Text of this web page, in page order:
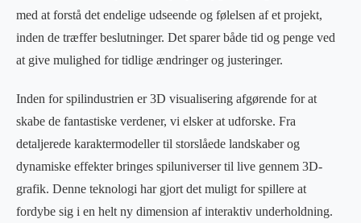
med at forstå det endelige udseende og følelsen af et projekt,
inden de træffer beslutninger. Det sparer både tid og penge ved
at give mulighed for tidlige ændringer og justeringer.
Inden for spilindustrien er 3D visualisering afgørende for at
skabe de fantastiske verdener, vi elsker at udforske. Fra
detaljerede karaktermodeller til storslåede landskaber og
dynamiske effekter bringes spiluniverser til live gennem 3D-
grafik. Denne teknologi har gjort det muligt for spillere at
fordybe sig i en helt ny dimension af interaktiv underholdning.